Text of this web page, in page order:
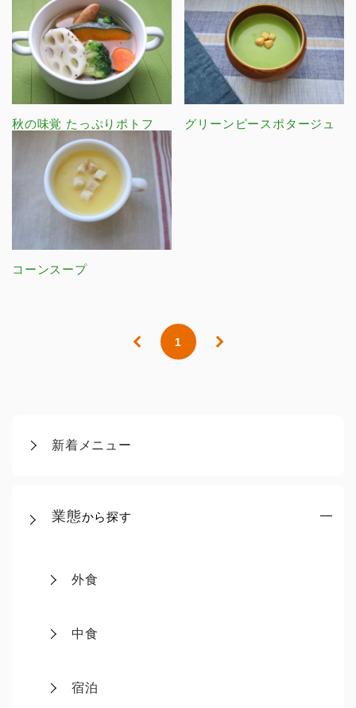
新着メニュー
業態から探す
外食
中食
宿泊
秋の味覚 たっぷりポトフ グリーンピースポタージュ
コーンスープ
1